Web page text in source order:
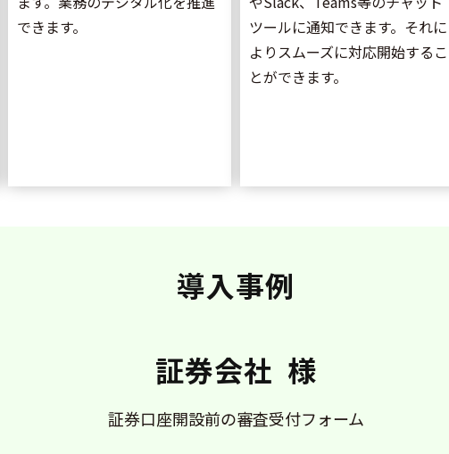
できます。
ツールに通知できます。それに
よりスムーズに対応開始するこ
とができます。
導入事例
証券会社  様
証券口座開設前の審査受付フォーム